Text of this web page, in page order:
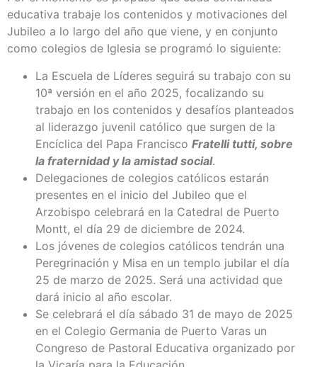
educativa trabaje los contenidos y motivaciones del
Jubileo a lo largo del año que viene, y en conjunto
como colegios de Iglesia se programó lo siguiente:
La Escuela de Líderes seguirá su trabajo con su
10ª versión en el año 2025, focalizando su
trabajo en los contenidos y desafíos planteados
al liderazgo juvenil católico que surgen de la
Encíclica del Papa Francisco Fratelli tutti, sobre
la fraternidad y la amistad social.
Delegaciones de colegios católicos estarán
presentes en el inicio del Jubileo que el
Arzobispo celebrará en la Catedral de Puerto
Montt, el día 29 de diciembre de 2024.
Los jóvenes de colegios católicos tendrán una
Peregrinación y Misa en un templo jubilar el día
25 de marzo de 2025. Será una actividad que
dará inicio al año escolar.
Se celebrará el día sábado 31 de mayo de 2025
en el Colegio Germania de Puerto Varas un
Congreso de Pastoral Educativa organizado por